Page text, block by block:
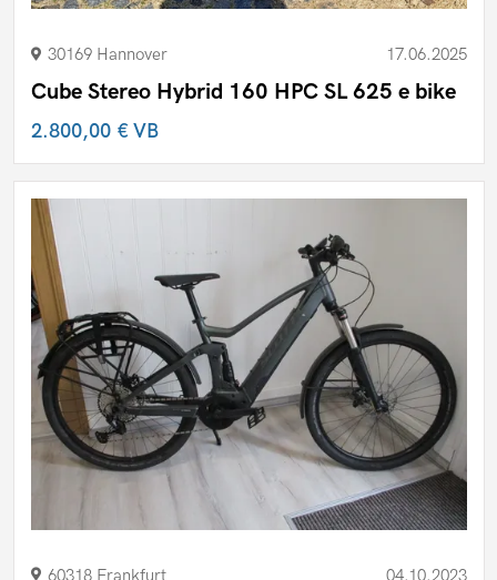
30169 Hannover 17.06.2025
Cube Stereo Hybrid 160 HPC SL 625 e bike
2.800,00 €VB
60318 Frankfurt 04.10.2023